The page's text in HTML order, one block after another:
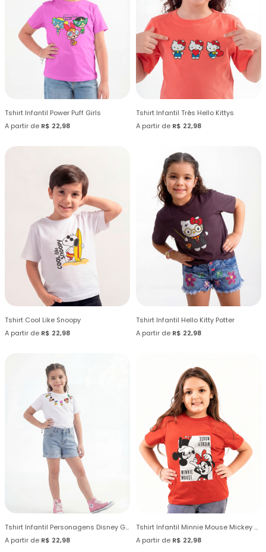
Tshirt Infantil Power Puff Girls
A partir de R$ 22,98
Tshirt Infantil Três Hello Kittys
A partir de R$ 22,98
Tshirt Cool Like Snoopy
A partir de R$ 22,98
Tshirt Infantil Hello Kitty Potter
A partir de R$ 22,98
Tshirt Infantil Personagens Disney Gola
A partir de R$ 22,98
Tshirt Infantil Minnie Mouse Mickey Mouse
A partir de R$ 22,98